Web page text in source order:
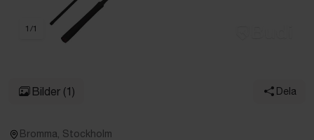
1 /1
Bilder (1) Dela
Bromma, Stockholm